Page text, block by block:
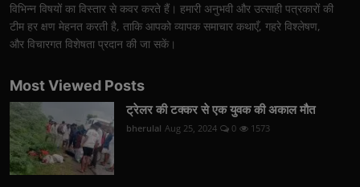
विभिन्न विषयों का विस्तार से कवर करते हैं। हमारी अनुभवी और उत्साही पत्रकारों की
टीम हर क्षण मेहनत करती है, ताकि आपको व्यापक समाचार कथाएँ, गहरे विश्लेषण,
और विचारगत विशेषता प्रदान की जा सकें।
Most Viewed Posts
ट्रेलर की टक्कर से एक युवक की अकाल मौत
bherulal Aug 25, 2024 0 1573